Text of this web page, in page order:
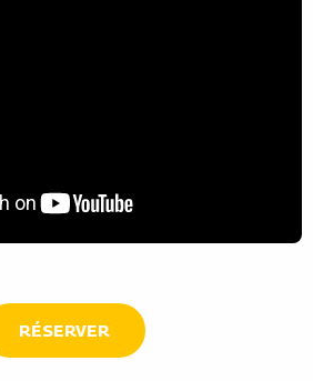
RÉSERVER